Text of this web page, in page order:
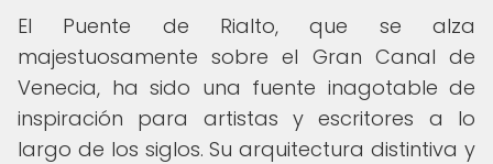
El Puente de Rialto, que se alza
majestuosamente sobre el Gran Canal de
Venecia, ha sido una fuente inagotable de
inspiración para artistas y escritores a lo
largo de los siglos. Su arquitectura distintiva y